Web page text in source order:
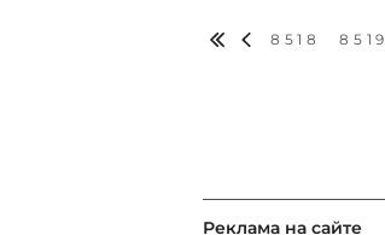
8518 8519
Реклама на сайте